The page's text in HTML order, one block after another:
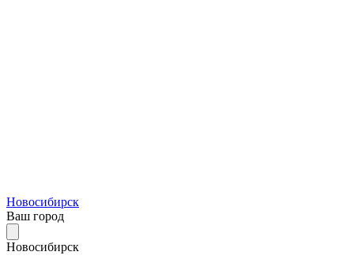
Новосибирск
Ваш город
Новосибирск